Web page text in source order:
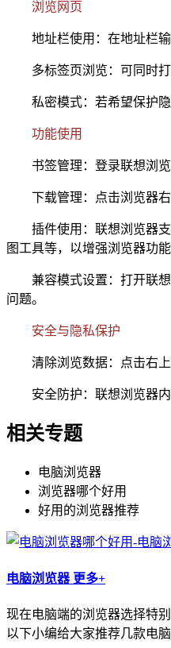
浏览网页
地址栏使用：在地址栏输
多标签页浏览：可同时打
私密模式：若希望保护隐
功能使用
书签管理：登录联想浏览
下载管理：点击浏览器右
插件使用：联想浏览器支
图工具等，以增强浏览器功能
兼容模式设置：打开联想
问题。
安全与隐私保护
清除浏览数据：点击右上角
安全防护：联想浏览器内
相关专题
电脑浏览器
浏览器哪个好用
好用的浏览器推荐
电脑浏览器 更多+
现在电脑端的浏览器选择特
以下小编给大家推荐几款电